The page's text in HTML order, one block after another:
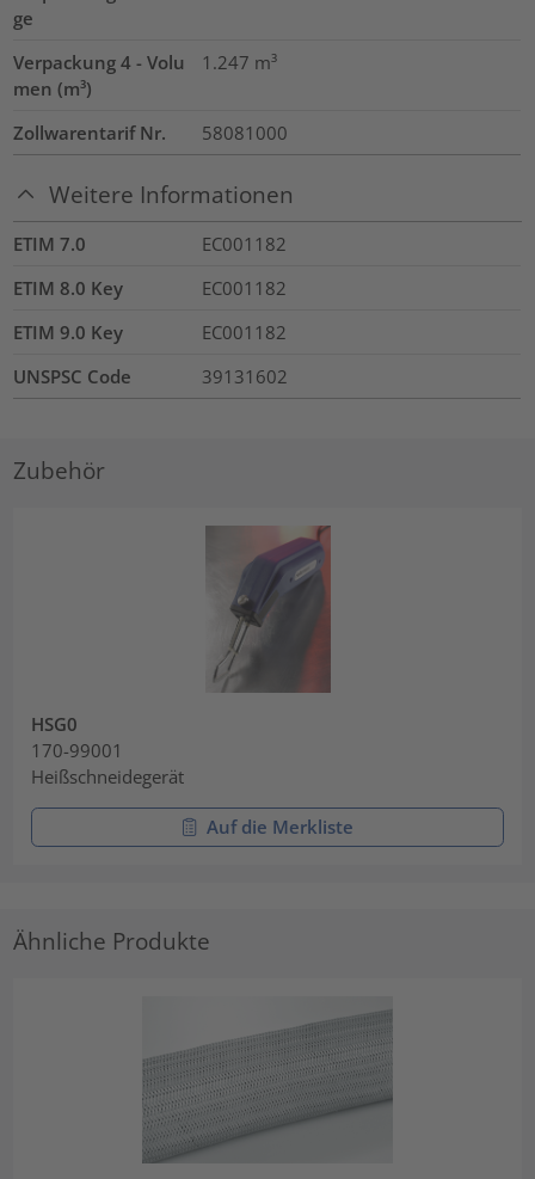
ge
Verpackung 4 - Volu
men (m³)
1.247 m³
Zollwarentarif Nr. 58081000
Weitere Informationen
ETIM 7.0
EC001182
ETIM 8.0 Key
EC001182
ETIM 9.0 Key
EC001182
UNSPSC Code
39131602
Zubehör
HSG0
170-99001
Heißschneidegerät
Auf die Merkliste
Ähnliche Produkte